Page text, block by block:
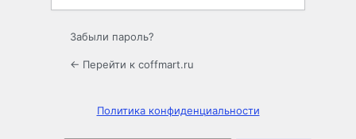
Забыли пароль?
← Перейти к coffmart.ru
Политика конфиденциальности